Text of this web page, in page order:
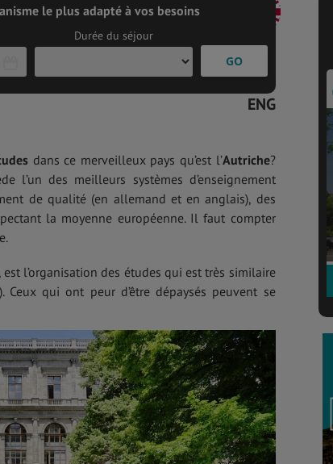
le plus adapté à vos besoins
6 7 8 9
13 14 15 16
20 21 22 23
ANNULER OK
Durée du séjour
ENG
dans ce merveilleux pays qu’est l’Autriche?
l’un des meilleurs systèmes d’enseignement
de qualité (en allemand et en anglais), des
la moyenne européenne. Il faut compter
est l’organisation des études qui est très similaire
qui ont peur d’être dépaysés peuvent se